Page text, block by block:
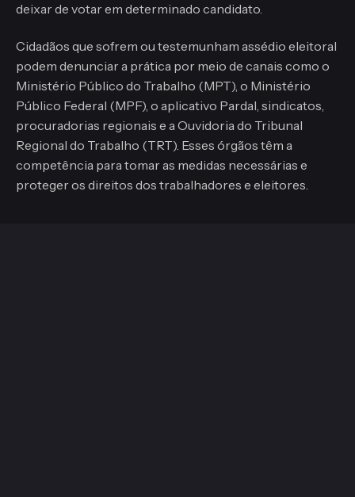
deixar de votar em determinado candidato.
Cidadãos que sofrem ou testemunham assédio eleitoral
podem denunciar a prática por meio de canais como o
Ministério Público do Trabalho (MPT), o Ministério
Público Federal (MPF), o aplicativo Pardal, sindicatos,
procuradorias regionais e a Ouvidoria do Tribunal
Regional do Trabalho (TRT). Esses órgãos têm a
competência para tomar as medidas necessárias e
proteger os direitos dos trabalhadores e eleitores.